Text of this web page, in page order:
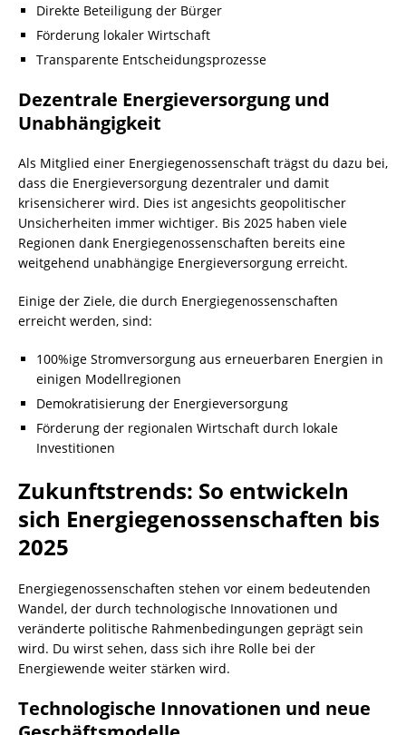
Direkte Beteiligung der Bürger
Förderung lokaler Wirtschaft
Transparente Entscheidungsprozesse
Dezentrale Energieversorgung und
Unabhängigkeit
Als Mitglied einer Energiegenossenschaft trägst du dazu bei,
dass die Energieversorgung dezentraler und damit
krisensicherer wird. Dies ist angesichts geopolitischer
Unsicherheiten immer wichtiger. Bis 2025 haben viele
Regionen dank Energiegenossenschaften bereits eine
weitgehend unabhängige Energieversorgung erreicht.
Einige der Ziele, die durch Energiegenossenschaften
erreicht werden, sind:
100%ige Stromversorgung aus erneuerbaren Energien in
einigen Modellregionen
Demokratisierung der Energieversorgung
Förderung der regionalen Wirtschaft durch lokale
Investitionen
Zukunftstrends: So entwickeln
sich Energiegenossenschaften bis
2025
Energiegenossenschaften stehen vor einem bedeutenden
Wandel, der durch technologische Innovationen und
veränderte politische Rahmenbedingungen geprägt sein
wird. Du wirst sehen, dass sich ihre Rolle bei der
Energiewende weiter stärken wird.
Technologische Innovationen und neue